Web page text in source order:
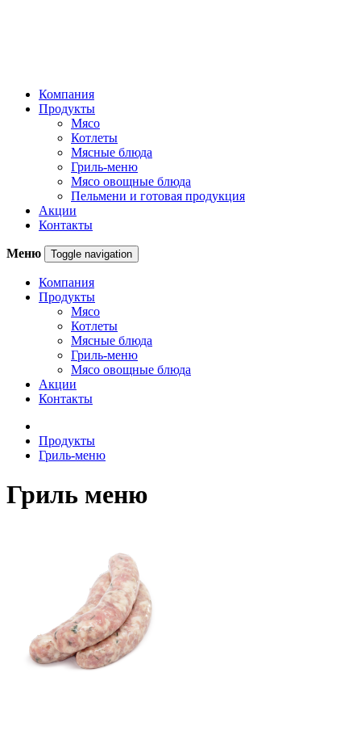
Компания
Продукты
Мясо
Котлеты
Мясные блюда
Гриль-меню
Мясо овощные блюда
Пельмени и готовая продукция
Акции
Контакты
Меню Toggle navigation
Компания
Продукты
Мясо
Котлеты
Мясные блюда
Гриль-меню
Мясо овощные блюда
Акции
Контакты
Продукты
Гриль-меню
Гриль меню